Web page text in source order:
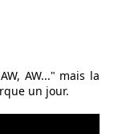
AW..." mais la
un jour.